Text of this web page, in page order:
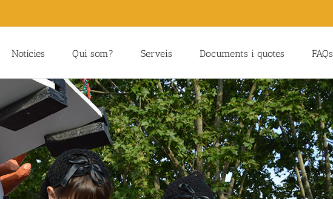
Notícies Qui som? Serveis Documents i quotes FAQs